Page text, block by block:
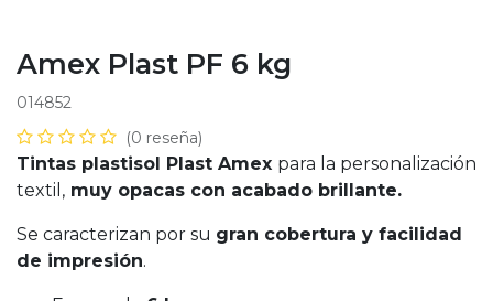
Amex Plast PF 6 kg
014852
(0 reseña)
Tintas plastisol Plast Amex para la personalización
textil, muy opacas con acabado brillante.
Se caracterizan por su gran cobertura y facilidad
de impresión.